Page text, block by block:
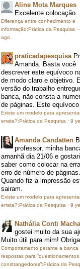
Aline Mota Marques
Excelente colocação.
Diferença entre conhecimento e
informação:Prática da Pesquisa ·
ago
praticadapesquisa
Amanda. Basta você
descrever este equívoco
de modo claro e objetivo.
versão do trabalho
banca, não consta a
de páginas. Este
Existe um modelo para
errata?:Prática da Pesquisa · 9
Amanda Candatten
professor, minha
amanhã dia 21/06 e
saber como colocar na
erro de número de páginas.
Quando fiz a impressão
sairam.
Existe um modelo para
errata?:Prática da Pesquisa · 9
Nathália Conti
gostei muito da sua
Muito útil para mim!
Comportamento perante a banca
respostas para “questionamentos
constrangedores”:Prática da